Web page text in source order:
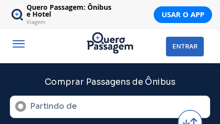
Quero Passagem: Ônibus
e Hotel
Viagem
USAR O APP
ENTRAR
Comprar Passagens de Ônibus
Partindo de